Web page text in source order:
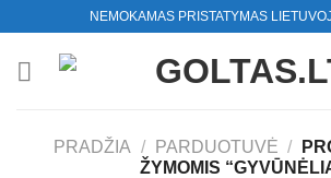
content
NEMOKAMAS PRISTATYMAS
PRADŽIA / PARDUOTUVĖ /
ŽYMOMIS